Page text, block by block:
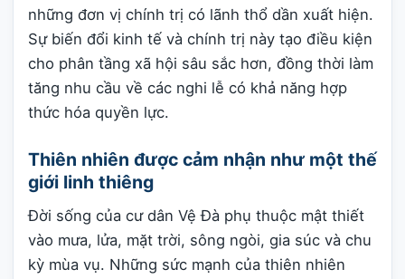
những đơn vị chính trị có lãnh thổ dần xuất hiện.
Sự biến đổi kinh tế và chính trị này tạo điều kiện
cho phân tầng xã hội sâu sắc hơn, đồng thời làm
tăng nhu cầu về các nghi lễ có khả năng hợp
thức hóa quyền lực.
Thiên nhiên được cảm nhận như một thế
giới linh thiêng
Đời sống của cư dân Vệ Đà phụ thuộc mật thiết
vào mưa, lửa, mặt trời, sông ngòi, gia súc và chu
kỳ mùa vụ. Những sức mạnh của thiên nhiên